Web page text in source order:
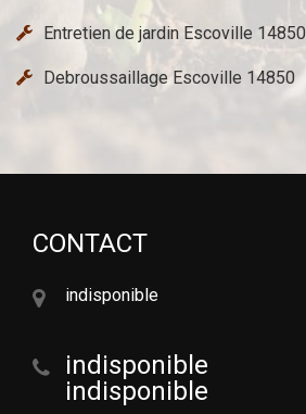
Entretien de jardin Escoville 14850
Debroussaillage Escoville 14850
CONTACT
indisponible
indisponible
indisponible